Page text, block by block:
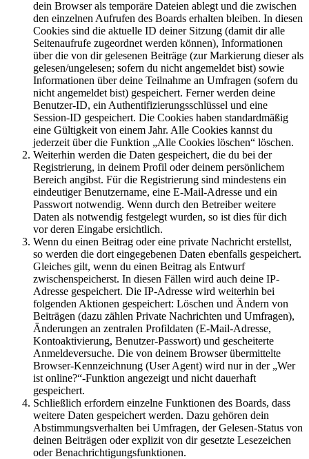
dein Browser als temporäre Dateien ablegt und die zwischen
den einzelnen Aufrufen des Boards erhalten bleiben. In diesen
Cookies sind die aktuelle ID deiner Sitzung (damit dir alle
Seitenaufrufe zugeordnet werden können), Informationen
über die von dir gelesenen Beiträge (zur Markierung dieser als
gelesen/ungelesen; sofern du nicht angemeldet bist) sowie
Informationen über deine Teilnahme an Umfragen (sofern du
nicht angemeldet bist) gespeichert. Ferner werden deine
Benutzer-ID, ein Authentifizierungsschlüssel und eine
Session-ID gespeichert. Die Cookies haben standardmäßig
eine Gültigkeit von einem Jahr. Alle Cookies kannst du
jederzeit über die Funktion „Alle Cookies löschen“ löschen.
Weiterhin werden die Daten gespeichert, die du bei der
Registrierung, in deinem Profil oder deinem persönlichem
Bereich angibst. Für die Registrierung sind mindestens ein
eindeutiger Benutzername, eine E-Mail-Adresse und ein
Passwort notwendig. Wenn durch den Betreiber weitere
Daten als notwendig festgelegt wurden, so ist dies für dich
vor deren Eingabe ersichtlich.
Wenn du einen Beitrag oder eine private Nachricht erstellst,
so werden die dort eingegebenen Daten ebenfalls gespeichert.
Gleiches gilt, wenn du einen Beitrag als Entwurf
zwischenspeicherst. In diesen Fällen wird auch deine IP-
Adresse gespeichert. Die IP-Adresse wird weiterhin bei
folgenden Aktionen gespeichert: Löschen und Ändern von
Beiträgen (dazu zählen Private Nachrichten und Umfragen),
Änderungen an zentralen Profildaten (E-Mail-Adresse,
Kontoaktivierung, Benutzer-Passwort) und gescheiterte
Anmeldeversuche. Die von deinem Browser übermittelte
Browser-Kennzeichnung (User Agent) wird nur in der „Wer
ist online?“-Funktion angezeigt und nicht dauerhaft
gespeichert.
Schließlich erfordern einzelne Funktionen des Boards, dass
weitere Daten gespeichert werden. Dazu gehören dein
Abstimmungsverhalten bei Umfragen, der Gelesen-Status von
deinen Beiträgen oder explizit von dir gesetzte Lesezeichen
oder Benachrichtigungsfunktionen.